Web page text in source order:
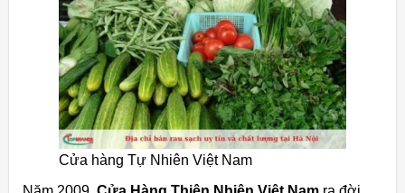
Cửa hàng Tự Nhiên Việt Nam